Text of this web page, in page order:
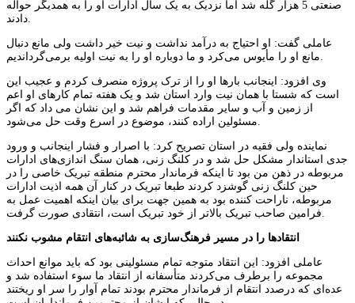
صنعتی 5 هزار گله شد اما نزدیک به یک سال ادارات او را به همدیگر حواله
عاملی گفت: او احتیاج به درآمد نداشت و نیت خیر داشت ولی مانع دنبال
وی افزود: اینجانب بارها او را از ترک پروژه منصرف کردم و عجیب این
است که شستا با همان نیت وارد استان شد و یک هفته تمام کارهای او اعم
از زمین و آب و سایر مقدمات فراهم شد و این نشان می داد که اگر
نماینده ولی فقیه در استان تصریح کرد: با اصرار و فشار اینجانب و ورود
جدی استاندار مشکل حل شد و در کلنگ زنی، همان سنگ اندازی‌های ادارات
مربوطه در ذهن من بود تا اینکه فرماندار محترم منطقه تبریک خاصی را در
حین کلنگ زنی گوشزد کردند طبعا تبریک در کنار آن همه اذیت ادارات
مربوطه، ناراحت کننده بود به همین جهت برای بیان اینکه اهمیت عمل به
انتقادها را در مسیر فرهنگ‌سازی به شائبه‌های انتقام مشوب نکنند
عاملی افزود: این انتقاد متوجه تمام مسئولینی بود که باید موانع احداث
مجموعه را برطرف می‌کردند متأسفانه از انتقاد ما سوء استفاده شد و
عده‌ای که درصدد انتقام از فرماندار محترم بودند تمام آوار را سر او ریختند